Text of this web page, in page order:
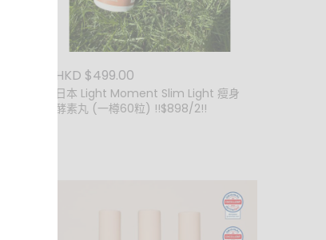
HKD $499.00
日本 Light Moment Slim Light 瘦身
酵素丸 (一樽60粒) !!$898/2!!